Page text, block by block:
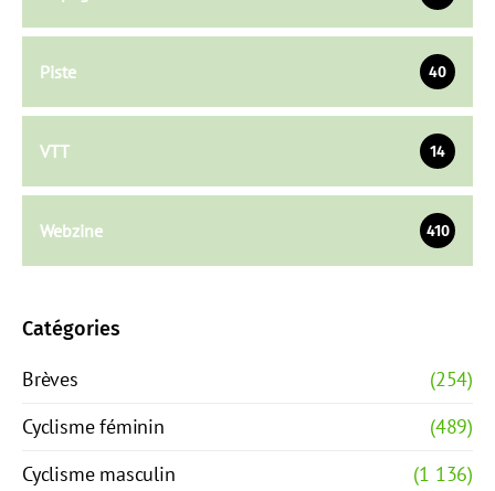
Piste 40
VTT 14
Webzine 410
Catégories
Brèves
(254)
Cyclisme féminin
(489)
Cyclisme masculin
(1 136)